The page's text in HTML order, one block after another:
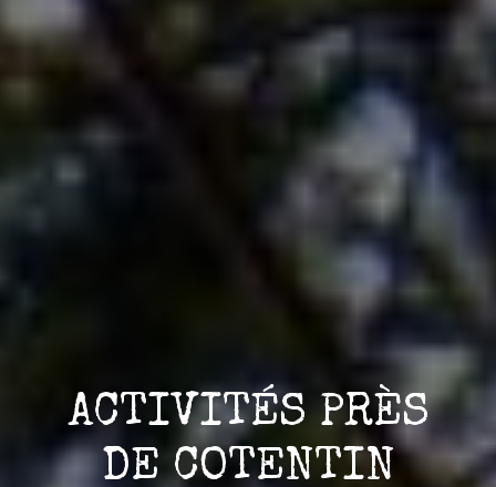
ACTIVITÉS PRÈS
DE COTENTIN